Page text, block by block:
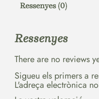
Ressenyes (0)
Ressenyes
There are no reviews
Sigueu els primers a
L'adreça electrònica